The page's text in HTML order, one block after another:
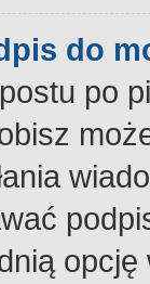
do
po